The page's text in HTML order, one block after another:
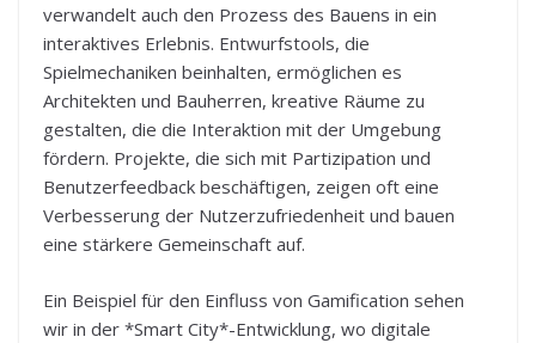
verwandelt auch den Prozess des Bauens in ein
interaktives Erlebnis. Entwurfstools, die
Spielmechaniken beinhalten, ermöglichen es
Architekten und Bauherren, kreative Räume zu
gestalten, die die Interaktion mit der Umgebung
fördern. Projekte, die sich mit Partizipation und
Benutzerfeedback beschäftigen, zeigen oft eine
Verbesserung der Nutzerzufriedenheit und bauen
eine stärkere Gemeinschaft auf.
Ein Beispiel für den Einfluss von Gamification sehen
wir in der *Smart City*-Entwicklung, wo digitale